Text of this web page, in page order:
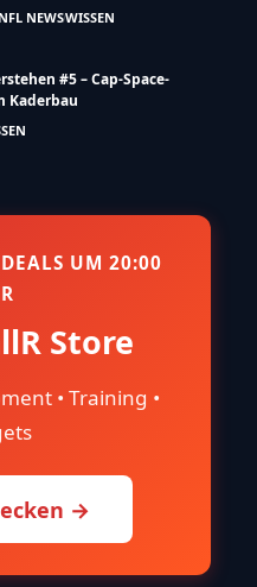
NEWSWISSEN
#5 – Cap-Space-
Kaderbau
UM 20:00
Store
• Training •
→